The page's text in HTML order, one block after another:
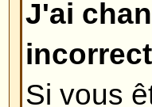
Lorsque je
on me
Désolé,